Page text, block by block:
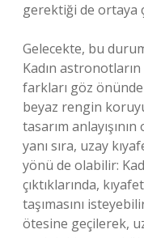
gerektiği de ortaya
Gelecekte, bu
Kadın
farkları göz
beyaz rengin
tasarım
yanı sıra, uzay
yönü de olabilir:
çıktıklarında,
taşımasını
ötesine geçilerek,